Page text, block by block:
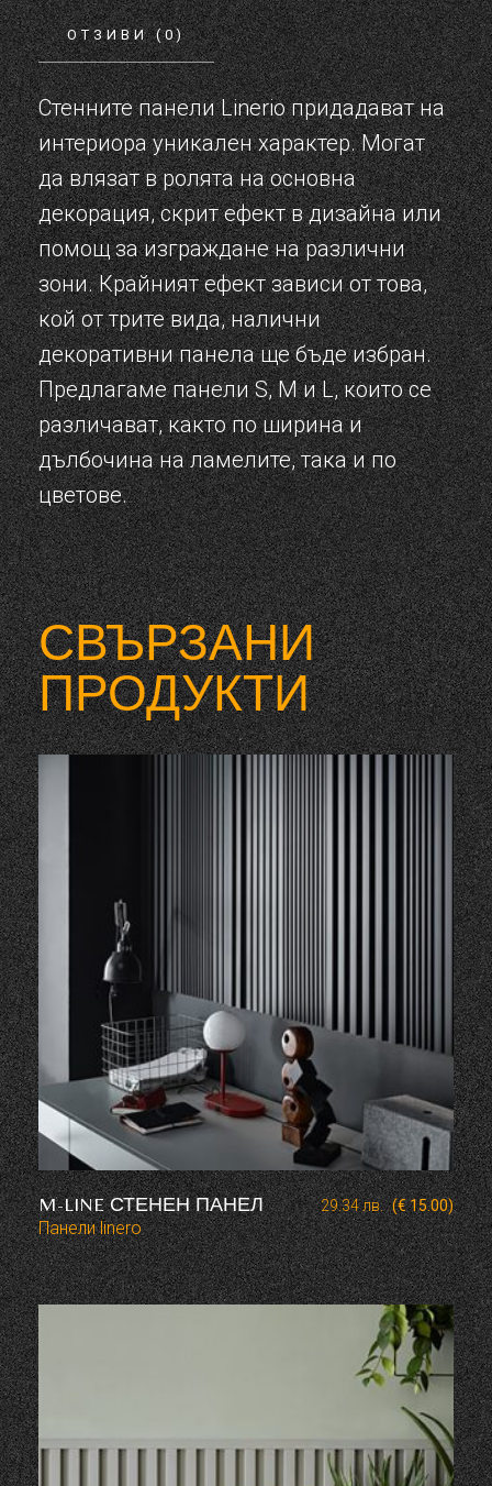
ОТЗИВИ (0)
Стенните панели Linerio придадават на
интериора уникален характер. Могат
да влязат в ролята на основна
декорация, скрит ефект в дизайна или
помощ за изграждане на различни
зони. Крайният ефект зависи от това,
кой от трите вида, налични
декоративни панела ще бъде избран.
Предлагаме панели S, M и L, които се
различават, както по ширина и
дълбочина на ламелите, така и по
цветове.
СВЪРЗАНИ
ПРОДУКТИ
M-LINE СТЕНЕН ПАНЕЛ 29.34лв. (€ 15.00)
Панели linero